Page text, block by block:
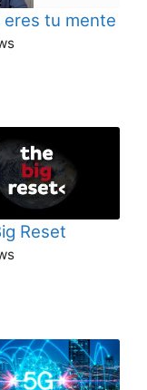
eres tu mente
Reset